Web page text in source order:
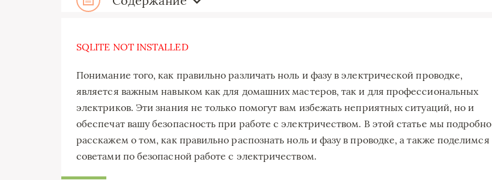
SQLITE NOT INSTALLED
Понимание того, как правильно различать ноль и фазу в электрической проводке,
является важным навыком как для домашних мастеров, так и для профессиональных
электриков. Эти знания не только помогут вам избежать неприятных ситуаций, но и
обеспечат вашу безопасность при работе с электричеством. В этой статье мы подробно
расскажем о том, как правильно распознать ноль и фазу в проводке, а также поделимся
советами по безопасной работе с электричеством.